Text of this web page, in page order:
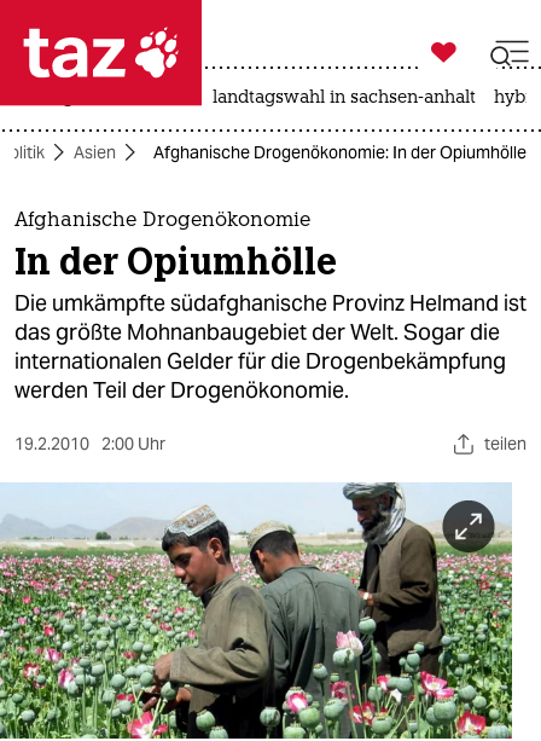
 taz zahl ich
taz zahl ich
themen
politik
öko
gesellschaft
kultur
sport
berlin
nord
wahrheit
verlag

taz zahl ich
landtagswahl in sachsen-anhalt
Politik Asien Afghanische Drogenökonomie: In der Opiumhölle
Afghanische Drogenökonomie
In der Opiumhölle
Die umkämpfte südafghanische Provinz Helmand ist
das größte Mohnanbaugebiet der Welt. Sogar die
internationalen Gelder für die Drogenbekämpfung
werden Teil der Drogenökonomie.
19.2.2010 2:00 Uhr teilen